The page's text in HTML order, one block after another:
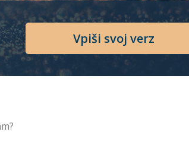
Vpiši svoj verz